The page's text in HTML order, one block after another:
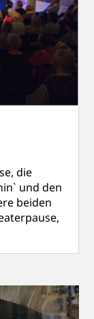
die
und den
beiden